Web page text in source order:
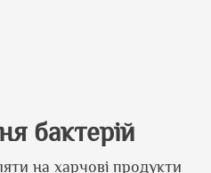
бактерій
на харчові продукти